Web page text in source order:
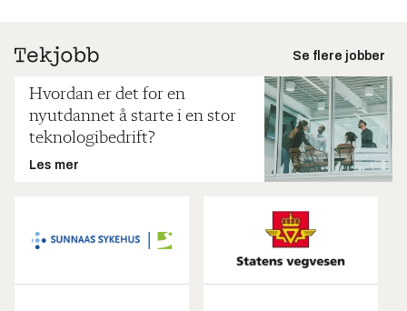
Se flere jobber
Hvordan er det for en
nyutdannet å starte i en stor
teknologibedrift?
Les mer